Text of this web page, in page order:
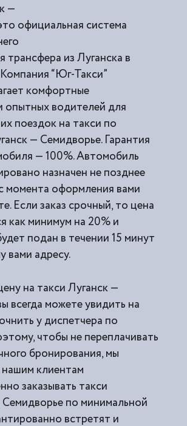
—
официальная система
трансфера из Луганска в
“Юг-Такси”
комфортные
опытных водителей для
поездок на такси по
— Семидворье. Гарантия
— 100%. Автомобиль
назначен не позднее
момента оформления вами
Если заказ срочный, то цена
как минимум на 20% и
подан в течении 15 минут
вами адресу.
на такси Луганск —
всегда можете увидить на
у диспетчера по
чтобы не переплачивать
бронирования, мы
клиентам
заказывать такси
Семидворье по минимальной
встретят и